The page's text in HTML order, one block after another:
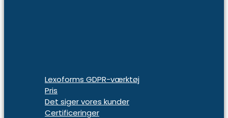
Lexoforms GDPR-værktøj
Pris
Det siger vores kunder
Certificeringer